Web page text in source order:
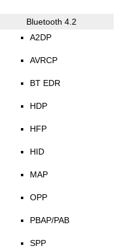
Bluetooth 4.2
A2DP
AVRCP
BT EDR
HDP
HFP
HID
MAP
OPP
PBAP/PAB
SPP